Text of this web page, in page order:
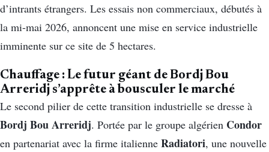
d’intrants étrangers. Les essais non commerciaux, débutés à
la mi-mai 2026, annoncent une mise en service industrielle
imminente sur ce site de 5 hectares.
Chauffage : Le futur géant de Bordj Bou
Arreridj s’apprête à bousculer le marché
Le second pilier de cette transition industrielle se dresse à
Bordj Bou Arreridj. Portée par le groupe algérien Condor
en partenariat avec la firme italienne Radiatori, une nouvelle